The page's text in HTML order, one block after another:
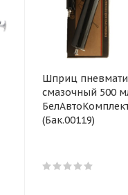
Шприц
смазочный 500
(Бак.00119)